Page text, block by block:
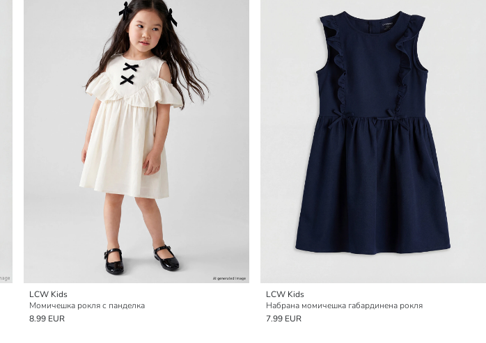
LCW Kids
Момичешка рокля с панделка
8.99 EUR
LCW Kids
Набрана момичешка габардинена рокля
7.99 EUR